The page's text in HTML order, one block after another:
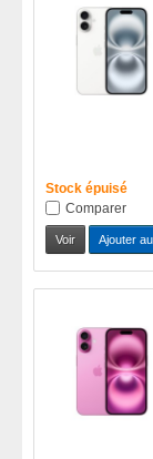
Stock épuisé
Comparer
Voir Ajouter